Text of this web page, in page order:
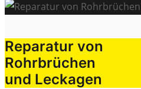
Reparatur von
Rohrbrüchen
und Leckagen